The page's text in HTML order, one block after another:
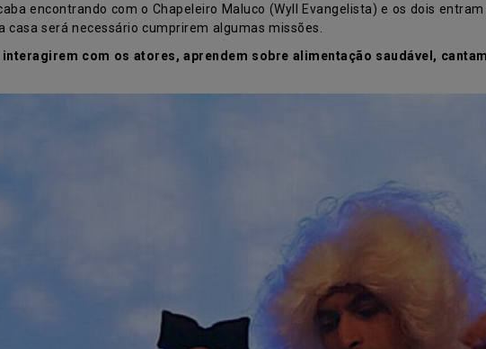
encontrando com o Chapeleiro Maluco (Wyll Evangelista) e os dois
será necessário cumprirem algumas missões.
com os atores, aprendem sobre alimentação saudável,